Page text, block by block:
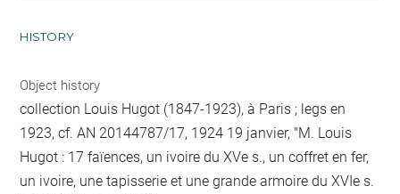
HISTORY
Object history
collection Louis Hugot (1847-1923), à Paris ; legs en
1923, cf. AN 20144787/17, 1924 19 janvier, "M. Louis
Hugot : 17 faïences, un ivoire du XVe s., un coffret en fer,
un ivoire, une tapisserie et une grande armoire du XVIe s.